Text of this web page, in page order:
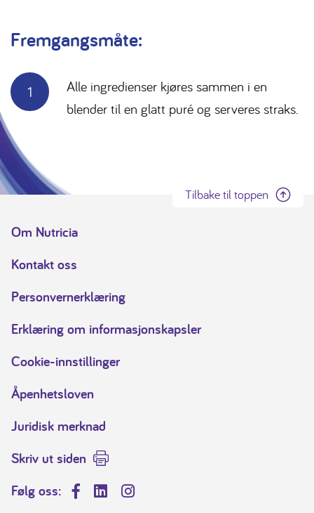
Fremgangsmåte:
Alle ingredienser kjøres sammen i en
blender til en glatt puré og serveres straks.
Tilbake til toppen
Om Nutricia
Kontakt oss
Personvernerklæring
Erklæring om informasjonskapsler
Cookie-innstillinger
Åpenhetsloven
Juridisk merknad
Skriv ut siden
Følg oss:
Facebook
LinkedInInstagram